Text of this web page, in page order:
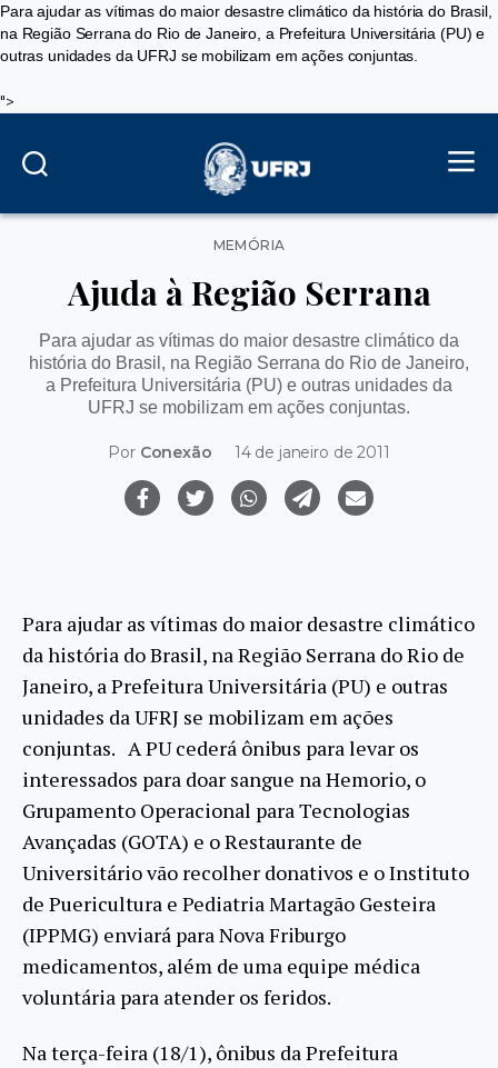
Para ajudar as vítimas do maior desastre climático da história do Brasil,
na Região Serrana do Rio de Janeiro, a Prefeitura Universitária (PU) e
outras unidades da UFRJ se mobilizam em ações conjuntas.
">
Categorias
MEMÓRIA
Ajuda à Região Serrana
Para ajudar as vítimas do maior desastre climático da
história do Brasil, na Região Serrana do Rio de Janeiro,
a Prefeitura Universitária (PU) e outras unidades da
UFRJ se mobilizam em ações conjuntas.
Por Conexão 14 de janeiro de 2011
Para ajudar as vítimas do maior desastre climático
da história do Brasil, na Região Serrana do Rio de
Janeiro, a Prefeitura Universitária (PU) e outras
unidades da UFRJ se mobilizam em ações
conjuntas. A PU cederá ônibus para levar os
interessados para doar sangue na Hemorio, o
Grupamento Operacional para Tecnologias
Avançadas (GOTA) e o Restaurante de
Universitário vão recolher donativos e o Instituto
de Puericultura e Pediatria Martagão Gesteira
(IPPMG) enviará para Nova Friburgo
medicamentos, além de uma equipe médica
voluntária para atender os feridos.
Na terça-feira (18/1), ônibus da Prefeitura